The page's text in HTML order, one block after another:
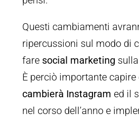
Questi cambiamenti
ripercussioni sul modo di
fare social marketing
È perciò importante capire
cambierà Instagram ed il
nel corso dell’anno e